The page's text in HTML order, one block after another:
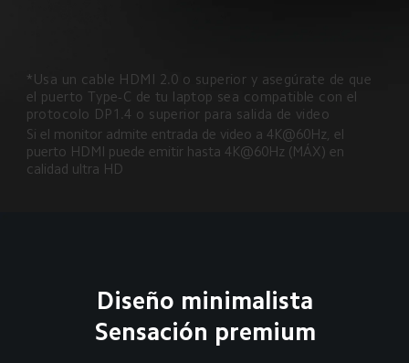
*Usa un cable HDMI 2.0 o superior y asegúrate de que
el puerto Type-C de tu laptop sea compatible con el
protocolo DP1.4 o superior para salida de video
Si el monitor admite entrada de video a 4K@60Hz, el
puerto HDMI puede emitir hasta 4K@60Hz (MÁX) en
calidad ultra HD
Diseño minimalista
Sensación premium